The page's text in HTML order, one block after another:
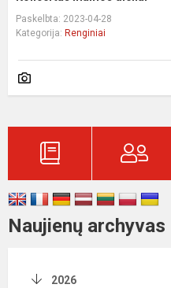
Paskelbta: 2023-04-28
Kategorija: Renginiai
Naujienų archyvas
2026